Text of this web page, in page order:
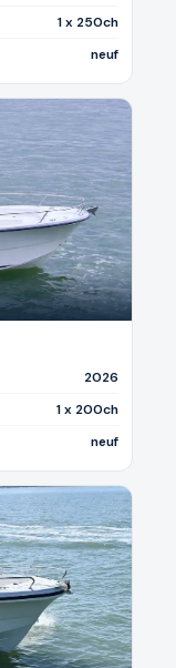
1 x 250ch
neuf
2026
1 x 200ch
neuf